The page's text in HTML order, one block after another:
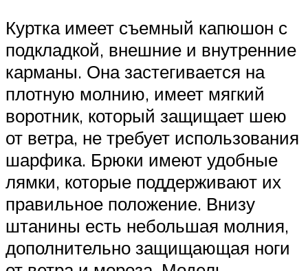
Куртка имеет съемный капюшон с
подкладкой, внешние и внутренние
карманы. Она застегивается на
плотную молнию, имеет мягкий
воротник, который защищает шею
от ветра, не требует использования
шарфика. Брюки имеют удобные
лямки, которые поддерживают их
правильное положение. Внизу
штанины есть небольшая молния,
дополнительно защищающая ноги